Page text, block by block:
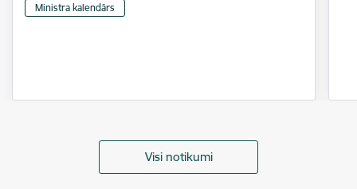
Ministra kalendārs
Visi notikumi